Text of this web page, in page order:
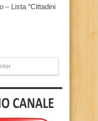
– Lista “Cittadini